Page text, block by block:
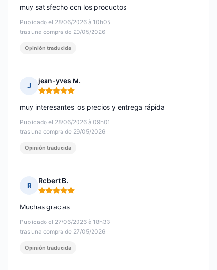
Publicado el 28/06/2026 à 10h05
tras una compra de 29/05/2026
muy satisfecho con los productos
Opinión traducida
J
jean-yves M.
Nota: 5 de 5
Publicado el 28/06/2026 à 09h01
tras una compra de 29/05/2026
muy interesantes los precios y entrega rápida
Opinión traducida
R
Robert B.
Nota: 5 de 5
Publicado el 27/06/2026 à 18h33
tras una compra de 27/05/2026
Muchas gracias
Opinión traducida